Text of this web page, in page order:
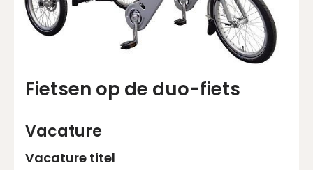
Fietsen op de duo-fiets
Vacature
Vacature titel
Login
Wachtwoord vergeten?
Schrijf je binnen 2 minuten in!